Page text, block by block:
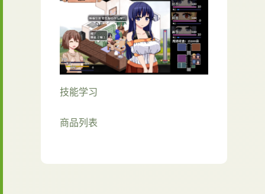
技能学习
商品列表